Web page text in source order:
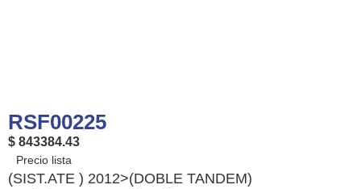
RSF00225
$ 843384.43
(SIST.ATE ) 2012>(DOBLE TANDEM)